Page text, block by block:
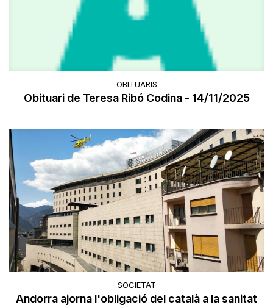
OBITUARIS
Obituari de Teresa Ribó Codina - 14/11/2025
SOCIETAT
Andorra ajorna l'obligació del català a la sanitat